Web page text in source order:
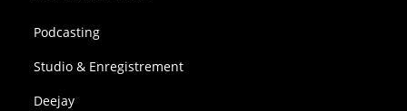
Podcasting
Studio & Enregistrement
Deejay